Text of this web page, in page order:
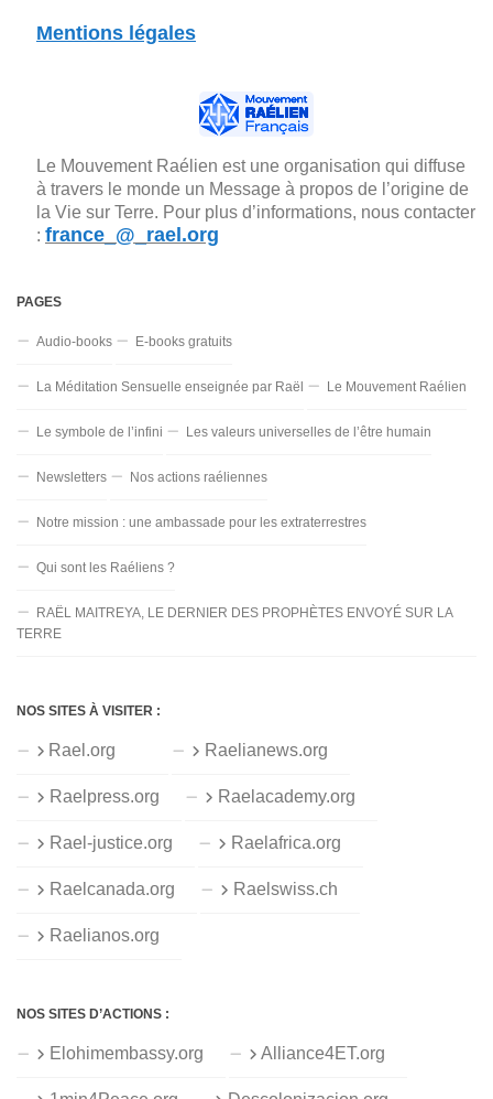
Mentions légales
Le Mouvement Raélien est une organisation qui diffuse
à travers le monde un Message à propos de l’origine de
la Vie sur Terre. Pour plus d’informations, nous contacter
: france_@_rael.org
PAGES
Audio-books E-books gratuits
La Méditation Sensuelle enseignée par Raël Le Mouvement Raélien
Le symbole de l’infini Les valeurs universelles de l’être humain
Newsletters Nos actions raéliennes
Notre mission : une ambassade pour les extraterrestres
Qui sont les Raéliens ?
RAËL MAITREYA, LE DERNIER DES PROPHÈTES ENVOYÉ SUR LA
TERRE
NOS SITES À VISITER :
Rael.org Raelianews.org
Raelpress.org Raelacademy.org
Rael-justice.org Raelafrica.org
Raelcanada.org Raelswiss.ch
Raelianos.org
NOS SITES D’ACTIONS :
Elohimembassy.org Alliance4ET.org